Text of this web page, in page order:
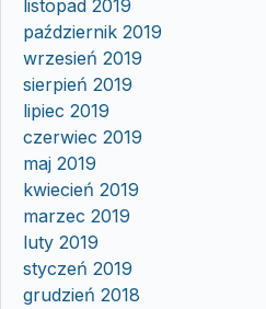
listopad 2019
październik 2019
wrzesień 2019
sierpień 2019
lipiec 2019
czerwiec 2019
maj 2019
kwiecień 2019
marzec 2019
luty 2019
styczeń 2019
grudzień 2018